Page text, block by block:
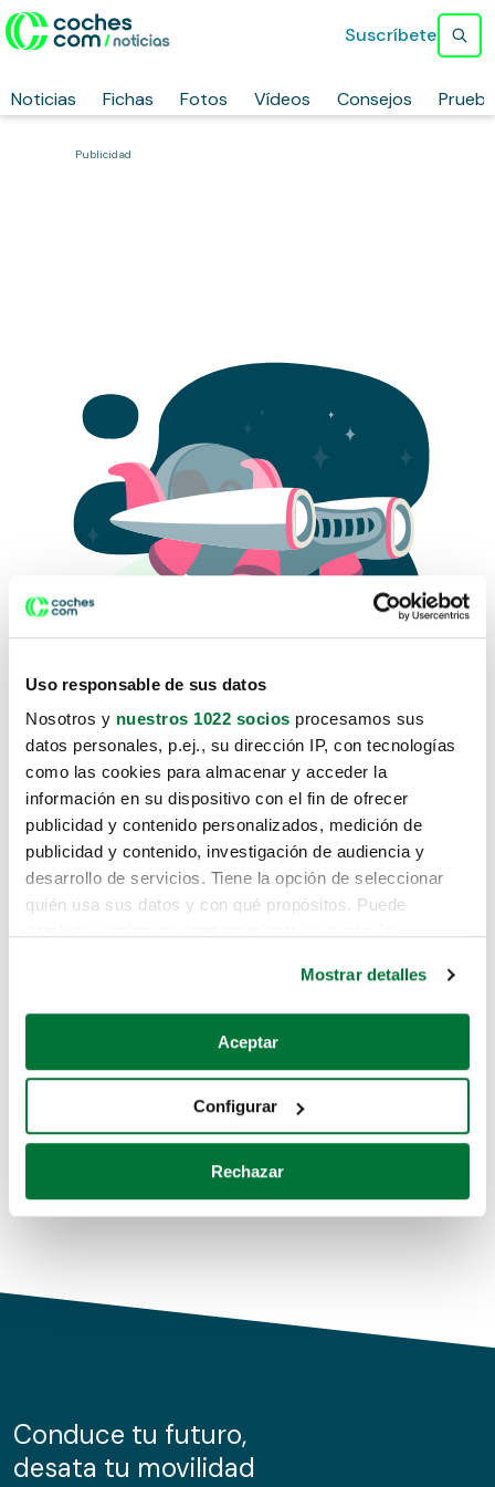
Uso responsable de sus datos
Nosotros y nuestros 1022 socios procesamos sus
datos personales, p.ej., su dirección IP, con tecnologías
como las cookies para almacenar y acceder la
información en su dispositivo con el fin de ofrecer
publicidad y contenido personalizados, medición de
publicidad y contenido, investigación de audiencia y
desarrollo de servicios. Tiene la opción de seleccionar
quién usa sus datos y con qué propósitos. Puede
Si lo permite, también quisiéramos:
Recopilar información sobre su ubicación geográfica
Identificar su dispositivo analizándolo activamente
para buscar características específicas (huellas
Obtenga más información sobre cómo se procesan sus
de cookies.
información sobre el uso que haga del sitio web con
nuestros partners de redes sociales, publicidad y análisis
Mostrar detalles
Aceptar
Configurar
Rechazar
Noticias Fichas Fotos Vídeos Consejos
Suscríbete
Publicidad
Lo sentimos, no sabemos como
te hemos traido hasta aquí.
Pero puedes encontrar el coche que estás
buscando en alguno de estos enlaces:
Coches de segunda mano
Coches de km0
Conduce tu futuro,
desata tu movilidad